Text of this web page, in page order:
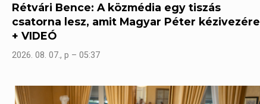
Rétvári Bence: A közmédia egy tiszás
csatorna lesz, amit Magyar Péter kézivezérel
+ VIDEÓ
2026. 08. 07., p – 05:37